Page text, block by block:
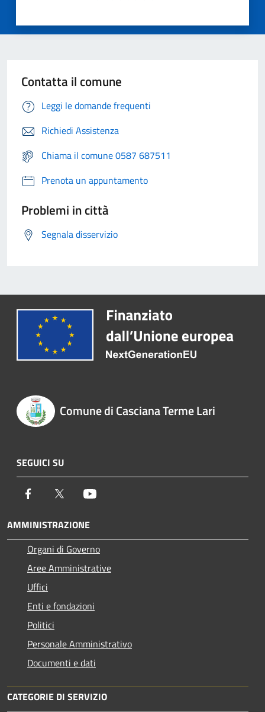
Contatta il comune
Leggi le domande frequenti
Richiedi Assistenza
Chiama il comune 0587 687511
Prenota un appuntamento
Problemi in città
Segnala disservizio
Comune di Casciana Terme Lari
SEGUICI SU
Facebook Twitter
AMMINISTRAZIONE
Organi di Governo
Aree Amministrative
Uffici
Enti e fondazioni
Politici
Personale Amministrativo
Documenti e dati
CATEGORIE DI SERVIZIO